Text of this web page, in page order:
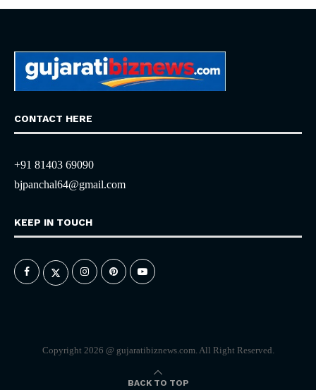
CONTACT HERE
+91 81403 69090
bjpanchal64@gmail.com
KEEP IN TOUCH
Copyright 2026 @ gujaratibiznews.com. All Right Reserved.
BACK TO TOP